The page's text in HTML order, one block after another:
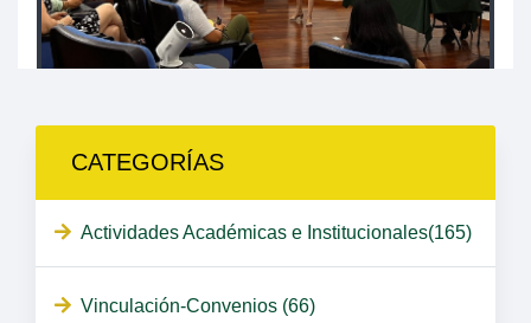
CATEGORÍAS
Actividades Académicas e Institucionales(165)
Vinculación-Convenios (66)